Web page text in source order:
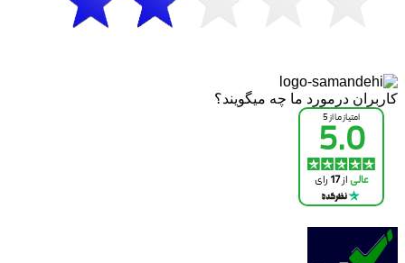
کاربران درمورد ما چه میگویند؟